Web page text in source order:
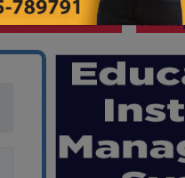
বাজেটের মধ্যে